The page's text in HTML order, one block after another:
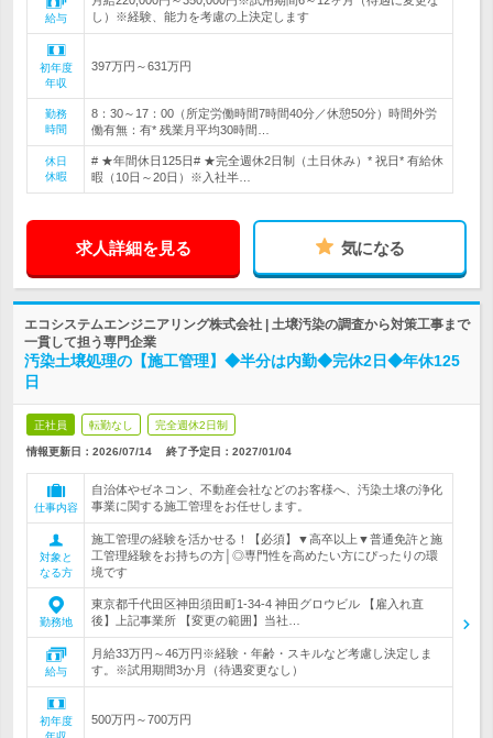
給与
し）※経験、能力を考慮の上決定します
初年度
年収
397万円～631万円
勤務
時間
8：30～17：00（所定労働時間7時間40分／休憩50分）時間外労
働有無：有* 残業月平均30時間…
休日
休暇
# ★年間休日125日# ★完全週休2日制（土日休み）* 祝日* 有給休
暇（10日～20日）※入社半…
求人詳細を見る 気になる
エコシステムエンジニアリング株式会社 | 土壌汚染の調査から対策工事まで
一貫して担う専門企業
汚染土壌処理の【施工管理】◆半分は内勤◆完休2日◆年休125
日
正社員 転勤なし 完全週休2日制
情報更新日：2026/07/14 終了予定日： 2027/01/04
仕事内容
自治体やゼネコン、不動産会社などのお客様へ、汚染土壌の浄化
事業に関する施工管理をお任せします。
対象と
なる方
施工管理の経験を活かせる！【必須】▼高卒以上▼普通免許と施
工管理経験をお持ちの方│◎専門性を高めたい方にぴったりの環
境です
勤務地
東京都千代田区神田須田町1-34-4 神田グロウビル 【雇入れ直
後】上記事業所 【変更の範囲】当社…
給与
月給33万円～46万円※経験・年齢・スキルなど考慮し決定しま
す。※試用期間3か月（待遇変更なし）
初年度
500万円～700万円